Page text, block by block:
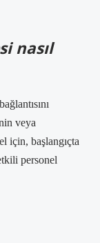
nasıl
veya
için, başlangıçta
personel